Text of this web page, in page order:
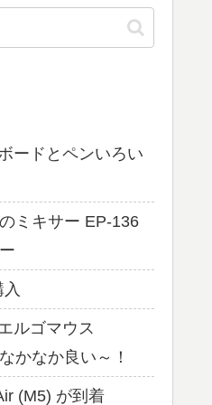
ードとペンいろい
ミキサー EP-136
ルゴマウス
かなか良い～！
(M5) が到着